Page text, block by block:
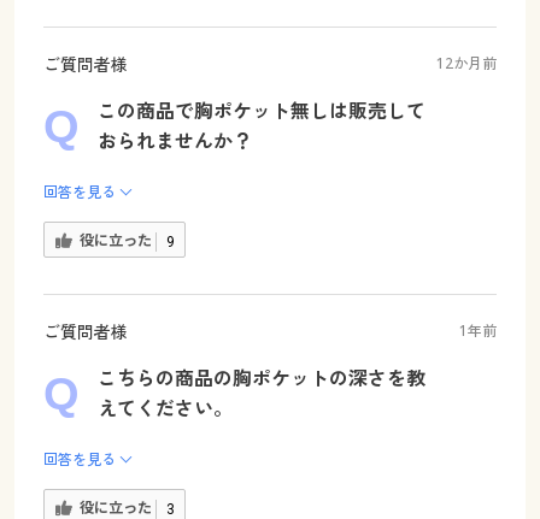
ご質問者様 12か月前
この商品で胸ポケット無しは販売して
おられませんか？
回答を見る
役に立った 9
ご質問者様 1年前
こちらの商品の胸ポケットの深さを教
えてください。
回答を見る
役に立った 3